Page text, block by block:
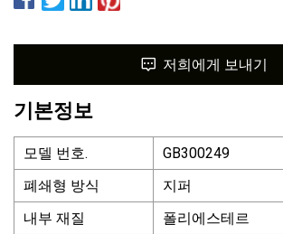
저희에게 보내기
기본정보
모델 번호.
GB300249
폐쇄형 방식
지퍼
내부 재질
폴리에스테르